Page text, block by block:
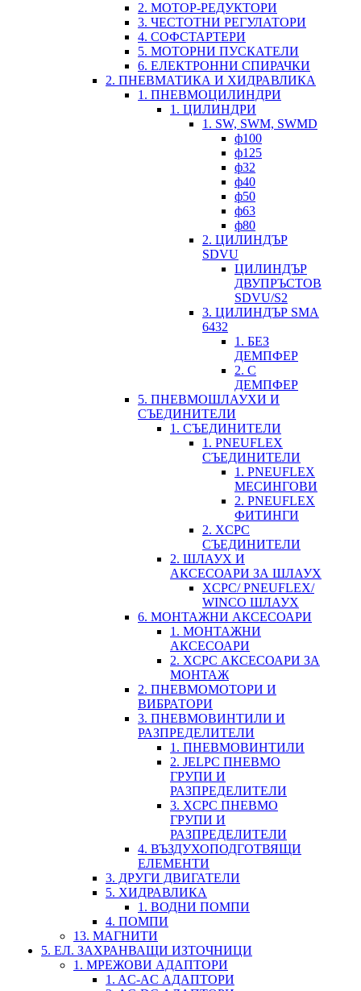
2. МОТОР-РЕДУКТОРИ
3. ЧЕСТОТНИ РЕГУЛАТОРИ
4. СОФСТАРТЕРИ
5. МОТОРНИ ПУСКАТЕЛИ
6. ЕЛЕКТРОННИ СПИРАЧКИ
2. ПНЕВМАТИКА И ХИДРАВЛИКА
1. ПНЕВМОЦИЛИНДРИ
1. ЦИЛИНДРИ
1. SW, SWM, SWMD
ф100
ф125
ф32
ф40
ф50
ф63
ф80
2. ЦИЛИНДЪР
SDVU
ЦИЛИНДЪР
ДВУПРЪСТОВ
SDVU/S2
3. ЦИЛИНДЪР SMA
6432
1. БЕЗ
ДЕМПФЕР
2. С
ДЕМПФЕР
5. ПНЕВМОШЛАУХИ И
СЪЕДИНИТЕЛИ
1. СЪЕДИНИТЕЛИ
1. PNEUFLEX
СЪЕДИНИТЕЛИ
1. PNEUFLEX
МЕСИНГОВИ
2. PNEUFLEX
ФИТИНГИ
2. XCPC
СЪЕДИНИТЕЛИ
2. ШЛАУХ И
АКСЕСОАРИ ЗА ШЛАУХ
XCPC/ PNEUFLEX/
WINCO ШЛАУХ
6. МОНТАЖНИ АКСЕСОАРИ
1. МОНТАЖНИ
АКСЕСОАРИ
2. XCPC АКСЕСОАРИ ЗА
МОНТАЖ
2. ПНЕВМОМОТОРИ И
ВИБРАТОРИ
3. ПНЕВМОВИНТИЛИ И
РАЗПРЕДЕЛИТЕЛИ
1. ПНЕВМОВИНТИЛИ
2. JELPC ПНЕВМО
ГРУПИ И
РАЗПРЕДЕЛИТЕЛИ
3. XCPC ПНЕВМО
ГРУПИ И
РАЗПРЕДЕЛИТЕЛИ
4. ВЪЗДУХОПОДГОТВЯЩИ
ЕЛЕМЕНТИ
3. ДРУГИ ДВИГАТЕЛИ
5. ХИДРАВЛИКА
1. ВОДНИ ПОМПИ
4. ПОМПИ
13. МАГНИТИ
5. ЕЛ. ЗАХРАНВАЩИ ИЗТОЧНИЦИ
1. МРЕЖОВИ АДАПТОРИ
1. AC-AC АДАПТОРИ